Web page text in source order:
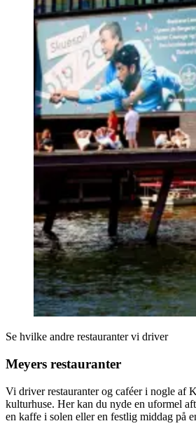
Se hvilke andre restauranter vi driver
Meyers restauranter
Vi driver restauranter og caféer i nogle af
kulturhuse. Her kan du nyde en uformel
en kaffe i solen eller en festlig middag på